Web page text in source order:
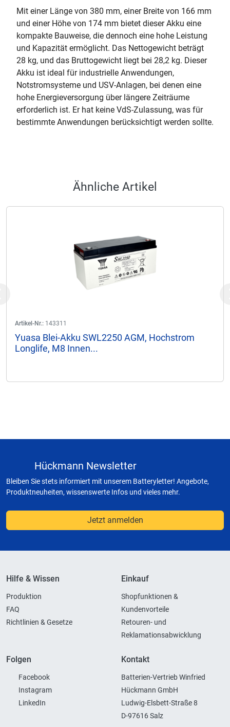
Mit einer Länge von 380 mm, einer Breite von 166 mm
und einer Höhe von 174 mm bietet dieser Akku eine
kompakte Bauweise, die dennoch eine hohe Leistung
und Kapazität ermöglicht. Das Nettogewicht beträgt
28 kg, und das Bruttogewicht liegt bei 28,2 kg. Dieser
Akku ist ideal für industrielle Anwendungen,
Notstromsysteme und USV-Anlagen, bei denen eine
hohe Energieversorgung über längere Zeiträume
erforderlich ist. Er hat keine VdS-Zulassung, was für
bestimmte Anwendungen berücksichtigt werden sollte.
Ähnliche Artikel
Artikel-Nr.: 143311
Yuasa Blei-Akku SWL2250 AGM, Hochstrom
Longlife, M8 Innen...
Hückmann Newsletter
Bleiben Sie stets informiert mit unserem Batteryletter! Angebote,
Produktneuheiten, wissenswerte Infos und vieles mehr.
Jetzt anmelden
Hilfe & Wissen
Produktion
FAQ
Richtlinien & Gesetze
Einkauf
Shopfunktionen &
Kundenvorteile
Retouren- und
Reklamationsabwicklung
Folgen
Facebook
Instagram
LinkedIn
Kontakt
Batterien-Vertrieb Winfried
Hückmann GmbH
Ludwig-Elsbett-Straße 8
D-97616 Salz